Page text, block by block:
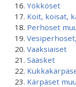
Yökköset
Koit, koisat,
Perhoset
Vaaksiaiset
Sääsket
Kärpäset